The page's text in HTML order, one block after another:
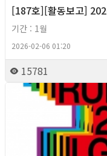
[187호][활동보고]
기간 : 1월
2026-02-06 01:20
15781